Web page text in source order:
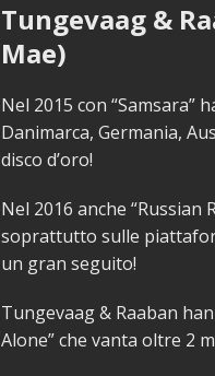
Tungevaag &
Mae)
Nel 2015 con “Samsara”
Danimarca, Germania,
disco d’oro!
Nel 2016 anche
soprattutto sulle
un gran seguito!
Tungevaag & Raaban
Alone” che vanta oltre 2